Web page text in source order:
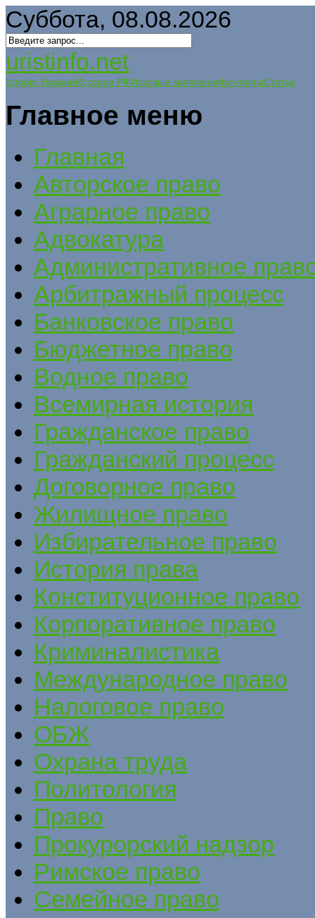
Суббота, 08.08.2026
uristinfo.net
Історія УкраїниИстория РФИсковые заявленияКонтактыСтатьи
Главное меню
Главная
Авторское право
Аграрное право
Адвокатура
Административное
Арбитражный процесс
Банковское право
Бюджетное право
Водное право
Всемирная история
Гражданское право
Гражданский процесс
Договорное право
Жилищное право
Избирательное право
История права
Конституционное право
Корпоративное право
Криминалистика
Международное право
Налоговое право
ОБЖ
Охрана труда
Политология
Право
Прокурорский надзор
Римское право
Семейное право